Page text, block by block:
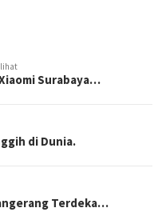
Surabaya…
di Dunia.
Terdeka…